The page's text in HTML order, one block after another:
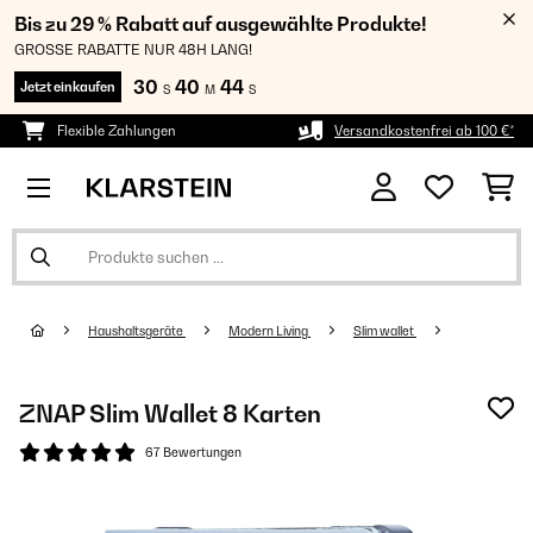
Bis zu 29 % Rabatt auf ausgewählte Produkte!
GROSSE RABATTE NUR 48H LANG!
Jetzt einkaufen 30 S 40 M 44 S
Flexible Zahlungen Versandkostenfrei ab 100 €*
Haushaltsgeräte Modern Living Slim wallet
ZNAP Slim Wallet 8 Karten
67 Bewertungen